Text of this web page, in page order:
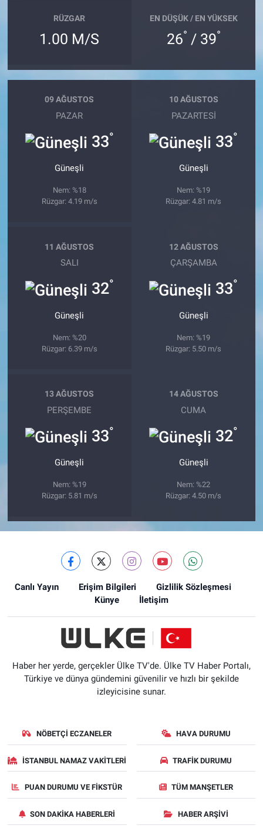
RÜZGAR
1.00 M/S
EN DÜŞÜK / EN YÜKSEK
26° / 39°
09 AĞUSTOS
PAZAR
33°
Güneşli
Nem: %18
Rüzgar: 4.19 m/s
10 AĞUSTOS
PAZARTESI
33°
Güneşli
Nem: %19
Rüzgar: 4.81 m/s
11 AĞUSTOS
SALI
32°
Güneşli
Nem: %20
Rüzgar: 6.39 m/s
12 AĞUSTOS
ÇARŞAMBA
33°
Güneşli
Nem: %19
Rüzgar: 5.50 m/s
13 AĞUSTOS
PERŞEMBE
33°
Güneşli
Nem: %19
Rüzgar: 5.81 m/s
14 AĞUSTOS
CUMA
32°
Güneşli
Nem: %22
Rüzgar: 4.50 m/s
Canlı Yayın Erişim Bilgileri
Gizlilik Sözleşmesi
Künye
İletişim
Haber her yerde, gerçekler Ülke TV'de. Ülke TV Haber Portalı,
Türkiye ve dünya gündemini güvenilir ve hızlı bir şekilde
izleyicisine sunar.
NÖBETÇI ECZANELER HAVA DURUMU
İSTANBUL NAMAZ VAKITLERI TRAFIK DURUMU
PUAN DURUMU VE FIKSTÜR TÜM MANŞETLER
SON DAKIKA HABERLERI HABER ARŞIVI